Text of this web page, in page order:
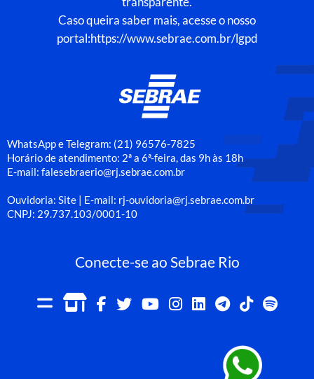
Caso queira saber mais, acesse o nosso
portal:https://www.sebrae.com.br/lgpd
WhatsApp e Telegram: (21) 96576-7825
Horário de atendimento: 2ª a 6ª-feira, das 9h às 18h
E-mail: falesebraerio@rj.sebrae.com.br
Ouvidoria: Site | E-mail: rj-ouvidoria@rj.sebrae.com.br
CNPJ: 29.737.103/0001-10
Conecte-se ao Sebrae Rio
PortalLojaFacebook
TwitterYoutube
Instagram
LinkedIn
Telegram
TikTok